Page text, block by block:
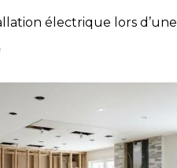
électrique lors